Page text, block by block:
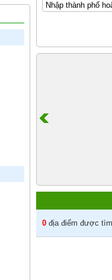
0 địa điểm được